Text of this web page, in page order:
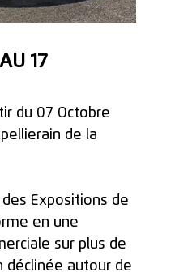
17
du 07 Octobre
de la
des Expositions de
en une
sur plus de
déclinée autour de